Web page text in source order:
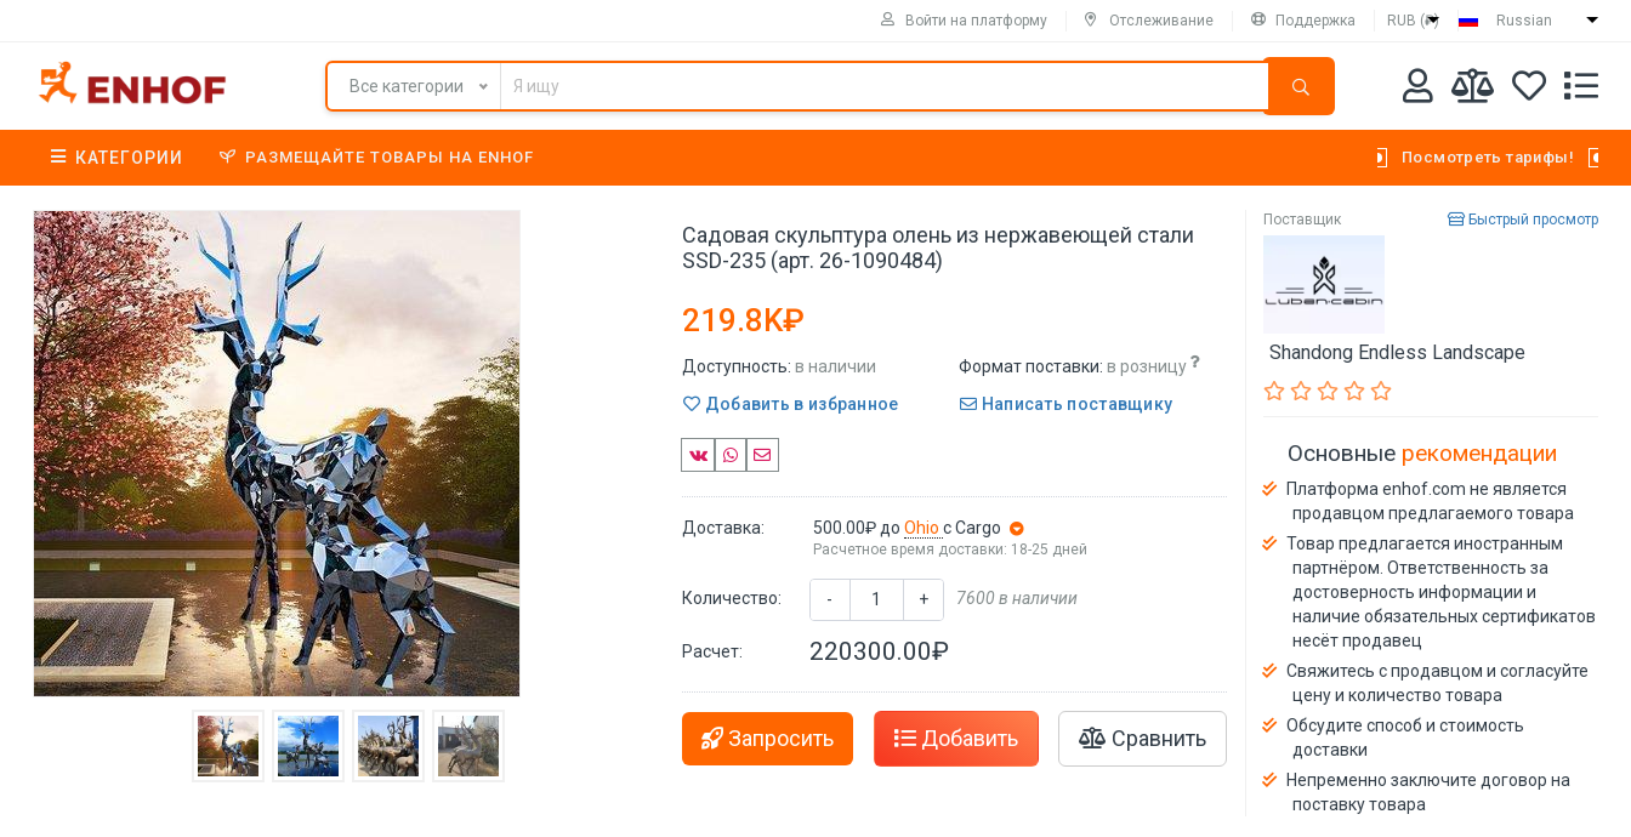
Войти на платформу Отслеживание Поддержка RUB (₽) Russian
Все категории
КАТЕГОРИИ РАЗМЕЩАЙТЕ ТОВАРЫ НА ENHOF Посмотреть тарифы!
Садовая скульптура олень из нержавеющей стали
SSD-235 (арт. 26-1090484)
219.8K₽
Доступность: в наличии Формат поставки: в розницу
Добавить в избранное
Написать поставщику
Доставка: 500.00₽ доOhioс Cargo
Расчетное время доставки: 18-25 дней
Количество: - + 7600 в наличии
Расчет: 220300.00₽
Запросить Добавить Сравнить
Поставщик Быстрый просмотр
Shandong Endless Landscape
Основные рекомендации
Платформа enhof.com не является
продавцом предлагаемого товара
Товар предлагается иностранным
партнёром. Ответственность за
достоверность информации и
наличие обязательных сертификатов
несёт продавец
Свяжитесь с продавцом и согласуйте
цену и количество товара
Обсудите способ и стоимость
доставки
Непременно заключите договор на
поставку товара